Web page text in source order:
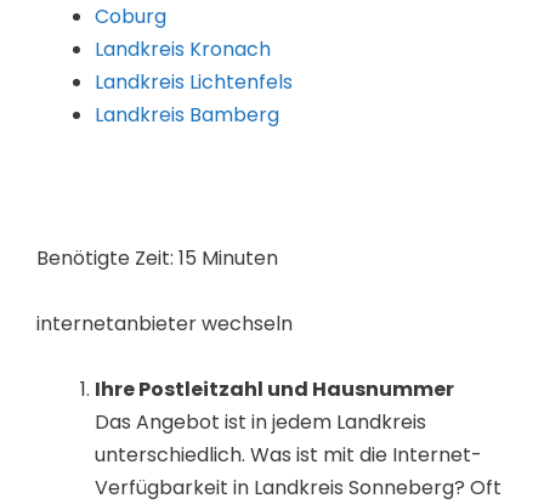
Coburg
Landkreis Kronach
Landkreis Lichtenfels
Landkreis Bamberg
Benötigte Zeit: 15 Minuten
internetanbieter wechseln
Ihre Postleitzahl und Hausnummer
Das Angebot ist in jedem Landkreis
unterschiedlich. Was ist mit die Internet-
Verfügbarkeit in Landkreis Sonneberg? Oft